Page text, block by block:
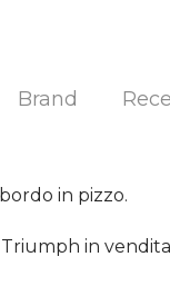
Brand
in pizzo.
in